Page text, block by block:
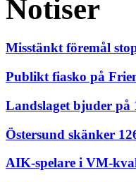
Notiser
Misstänkt föremål
Publikt fiasko på
Landslaget bjuder på
Östersund skänker
AIK-spelare i VM-